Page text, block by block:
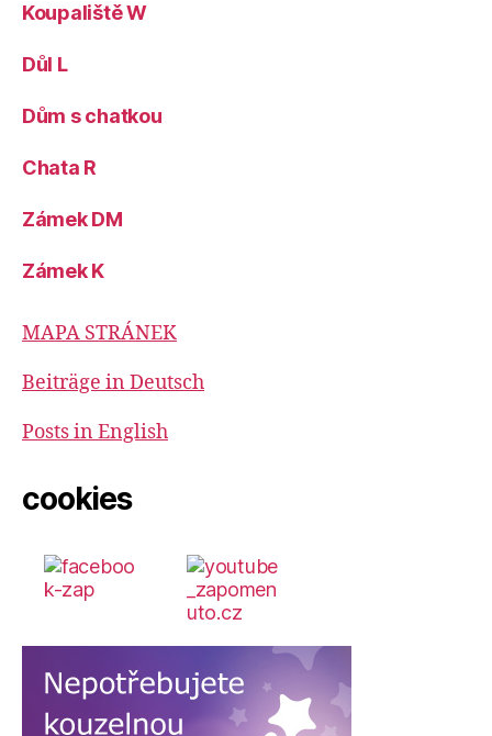
Koupaliště W
Důl L
Dům s chatkou
Chata R
Zámek DM
Zámek K
MAPA STRÁNEK
Beiträge in Deutsch
Posts in English
cookies